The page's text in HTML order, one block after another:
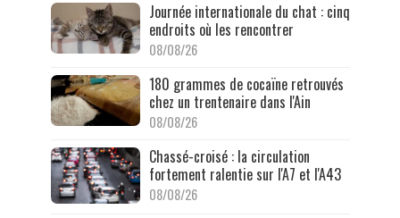
Journée internationale du chat : cinq
endroits où les rencontrer
08/08/26
180 grammes de cocaïne retrouvés
chez un trentenaire dans l'Ain
08/08/26
Chassé-croisé : la circulation
fortement ralentie sur l'A7 et l'A43
08/08/26